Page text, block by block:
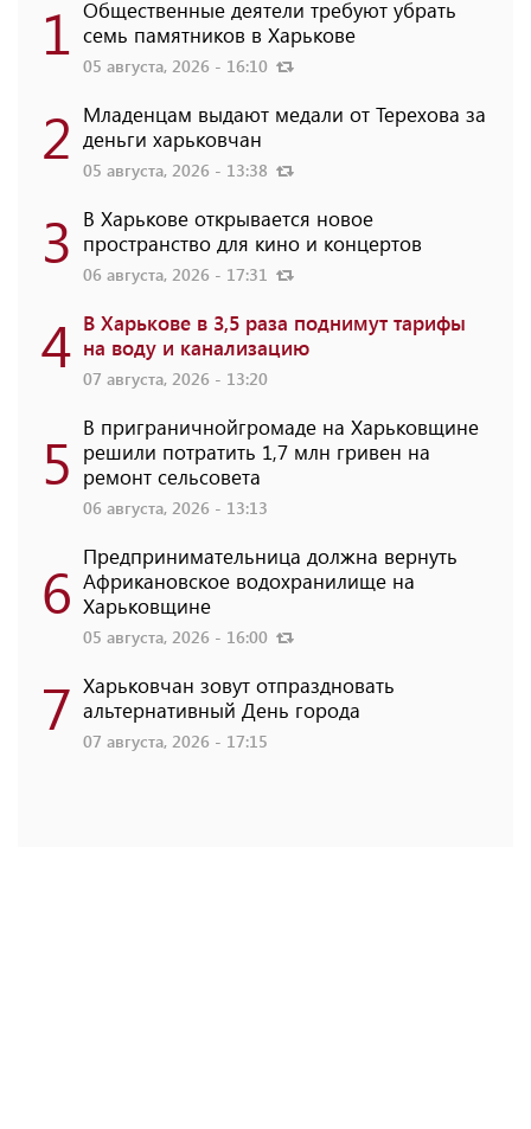
1 Общественные деятели требуют убрать
семь памятников в Харькове
05 августа, 2026 - 16:10
2 Младенцам выдают медали от Терехова за
деньги харьковчан
05 августа, 2026 - 13:38
3 В Харькове открывается новое
пространство для кино и концертов
06 августа, 2026 - 17:31
4 В Харькове в 3,5 раза поднимут тарифы
на воду и канализацию
07 августа, 2026 - 13:20
5 В приграничнойгромаде на Харьковщине
решили потратить 1,7 млн ​​гривен на
ремонт сельсовета
06 августа, 2026 - 13:13
6 Предпринимательница должна вернуть
Африкановское водохранилище на
Харьковщине
05 августа, 2026 - 16:00
7 Харьковчан зовут отпраздновать
альтернативный День города
07 августа, 2026 - 17:15